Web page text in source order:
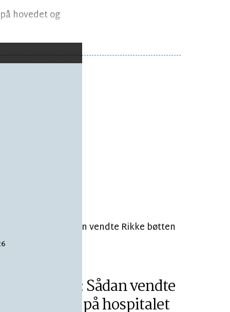
hovedet og
Der var krise: Sådan vendte
Rikke bøtten på hospitalet